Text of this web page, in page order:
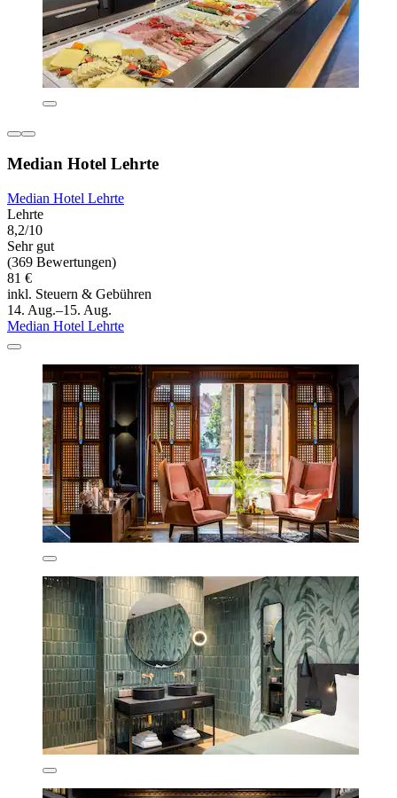
Median Hotel Lehrte
Median Hotel Lehrte
Lehrte
8,2/10
Sehr gut
(369 Bewertungen)
81 €
inkl. Steuern & Gebühren
14. Aug.–15. Aug.
Median Hotel Lehrte